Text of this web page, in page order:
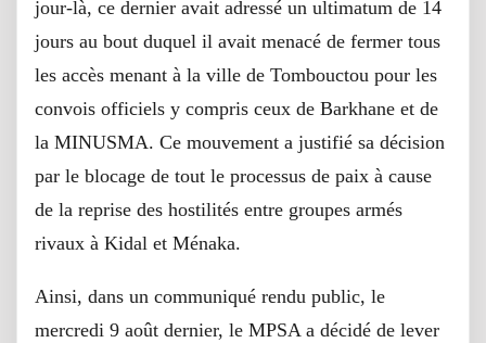
jour-là, ce dernier avait adressé un ultimatum de 14
jours au bout duquel il avait menacé de fermer tous
les accès menant à la ville de Tombouctou pour les
convois officiels y compris ceux de Barkhane et de
la MINUSMA. Ce mouvement a justifié sa décision
par le blocage de tout le processus de paix à cause
de la reprise des hostilités entre groupes armés
rivaux à Kidal et Ménaka.
Ainsi, dans un communiqué rendu public, le
mercredi 9 août dernier, le MPSA a décidé de lever